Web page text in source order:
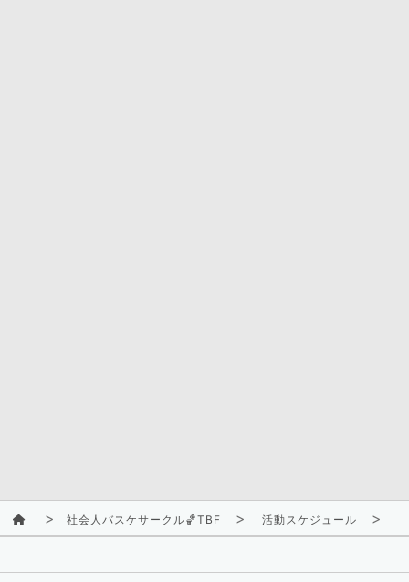
社会人バスケサークル🏀TBF 活動スケジュール